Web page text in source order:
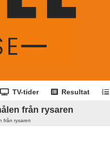
TV-tider Resultat
från rysaren
från rysaren